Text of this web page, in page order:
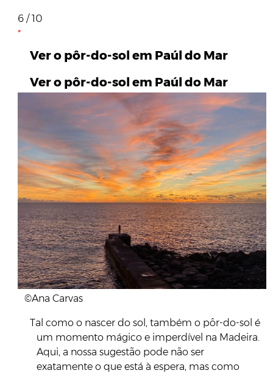
6 / 10
Ver o pôr-do-sol em Paúl do Mar
Ver o pôr-do-sol em Paúl do Mar
©Ana Carvas
Tal como o nascer do sol, também o pôr-do-sol é
um momento mágico e imperdível na Madeira.
Aqui, a nossa sugestão pode não ser
exatamente o que está à espera, mas como